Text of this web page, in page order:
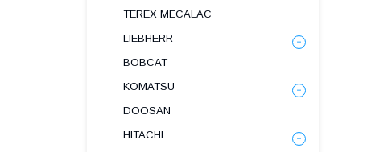
TEREX MECALAC
LIEBHERR
BOBCAT
KOMATSU
DOOSAN
HITACHI